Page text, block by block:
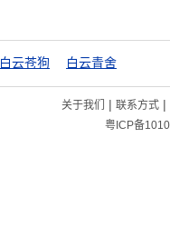
白云苍狗 白云青舍
关于我们 | 联系方式|
粤ICP备